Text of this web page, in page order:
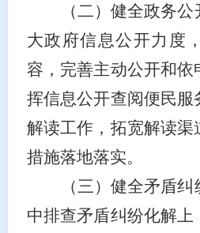
（二）健全政务公
大政府信息公开力度
容，完善主动公开和依
挥信息公开查阅便民服
解读工作，拓宽解读渠
措施落地落实。
（三）健全矛盾
中排查矛盾纠纷化解上